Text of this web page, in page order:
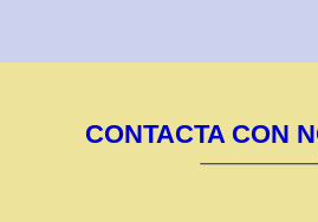
CONTACTA CON